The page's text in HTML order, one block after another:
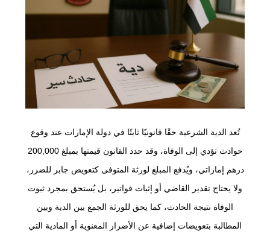
تُعد الدية الشرعية حقًا قانونيًا ثابتًا في دولة الإمارات عند وقوع
حوادث تؤدي إلى الوفاة، وقد حدد القانون قيمتها بمبلغ 200,000
درهم إماراتي، ويُدفع المبلغ لورثة المتوفى كتعويض جابر للضرر،
ولا يحتاج تقدير القاضي أو إثبات فواتير، بل يُستحق بمجرد ثبوت
الوفاة نتيجة الحادث، كما يحق للورثة الجمع بين الدية وبين
المطالبة بتعويضات إضافية عن الأضرار المعنوية أو المادية التي